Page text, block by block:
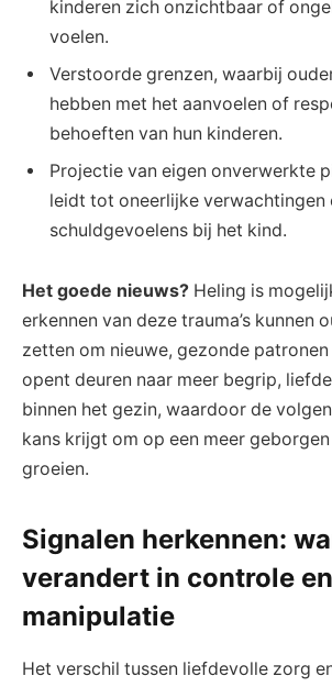
kinderen zich onzichtbaar of
voelen.
Verstoorde grenzen, waarbij
hebben met het aanvoelen of
behoeften van hun kinderen.
Projectie van eigen onverwerkte
leidt tot oneerlijke verwachtingen
schuldgevoelens bij het kind.
Het goede nieuws? Heling is
erkennen van deze trauma’s kunnen
zetten om nieuwe, gezonde
opent deuren naar meer begrip,
binnen het gezin, waardoor de
kans krijgt om op een meer
groeien.
Signalen herkennen:
verandert in controle en
manipulatie
Het verschil tussen liefdevolle zorg